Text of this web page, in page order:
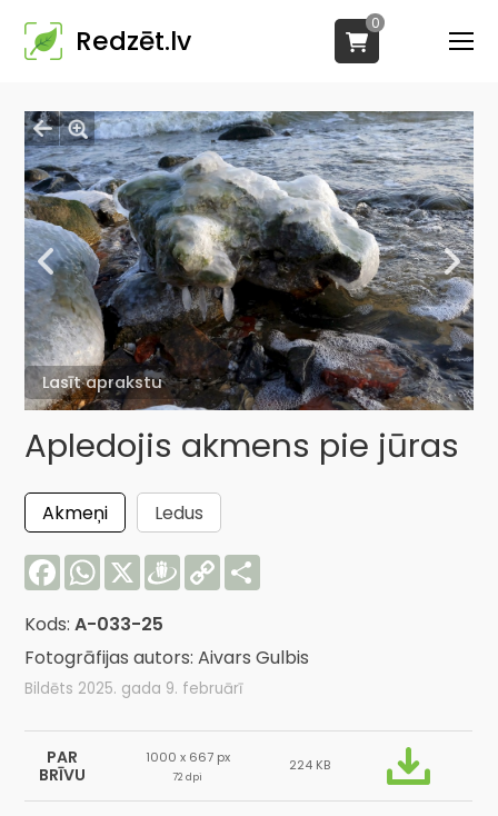
Redzēt.lv
0
Lasīt aprakstu
Apledojis akmens pie jūras
Akmeņi
Ledus
FacebookWhatsApp
X Draugiem
Copy
Link
Kods:A-033-25
Fotogrāfijas autors: Aivars Gulbis
Bildēts 2025. gada 9. februārī
PAR
BRĪVU
1000 x 667 px
72 dpi
224 KB